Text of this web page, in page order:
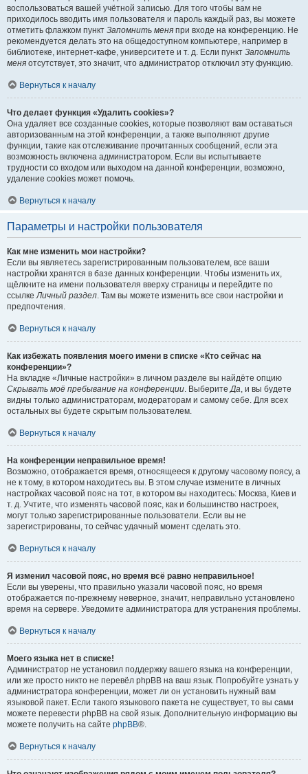
воспользоваться вашей учётной записью. Для того чтобы вам не
приходилось вводить имя пользователя и пароль каждый раз, вы можете
отметить флажком пункт Запомнить меня при входе на конференцию. Не
рекомендуется делать это на общедоступном компьютере, например в
библиотеке, интернет-кафе, университете и т. д. Если пункт Запомнить
меня отсутствует, это значит, что администратор отключил эту функцию.
Вернуться к началу
Что делает функция «Удалить cookies»?
Она удаляет все созданные cookies, которые позволяют вам оставаться
авторизованным на этой конференции, а также выполняют другие
функции, такие как отслеживание прочитанных сообщений, если эта
возможность включена администратором. Если вы испытываете
трудности со входом или выходом на данной конференции, возможно,
удаление cookies может помочь.
Вернуться к началу
Параметры и настройки пользователя
Как мне изменить мои настройки?
Если вы являетесь зарегистрированным пользователем, все ваши
настройки хранятся в базе данных конференции. Чтобы изменить их,
щёлкните на имени пользователя вверху страницы и перейдите по
ссылкеЛичный раздел. Там вы можете изменить все свои настройки и
предпочтения.
Вернуться к началу
Как избежать появления моего имени в списке «Кто сейчас на
конференции»?
На вкладке «Личные настройки» в личном разделе вы найдёте опцию
Скрывать моё пребывание на конференции. ВыберитеДа, и вы будете
видны только администраторам, модераторам и самому себе. Для всех
остальных вы будете скрытым пользователем.
Вернуться к началу
На конференции неправильное время!
Возможно, отображается время, относящееся к другому часовому поясу, а
не к тому, в котором находитесь вы. В этом случае измените в личных
настройках часовой пояс на тот, в котором вы находитесь: Москва, Киев и
т. д. Учтите, что изменять часовой пояс, как и большинство настроек,
могут только зарегистрированные пользователи. Если вы не
зарегистрированы, то сейчас удачный момент сделать это.
Вернуться к началу
Я изменил часовой пояс, но время всё равно неправильное!
Если вы уверены, что правильно указали часовой пояс, но время
отображается по-прежнему неверное, значит, неправильно установлено
время на сервере. Уведомите администратора для устранения проблемы.
Вернуться к началу
Моего языка нет в списке!
Администратор не установил поддержку вашего языка на конференции,
или же просто никто не перевёл phpBB на ваш язык. Попробуйте узнать у
администратора конференции, может ли он установить нужный вам
языковой пакет. Если такого языкового пакета не существует, то вы сами
можете перевести phpBB на свой язык. Дополнительную информацию вы
можете получить на сайте phpBB®.
Вернуться к началу